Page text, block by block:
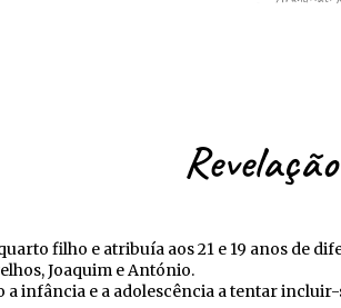
Revelação
filho e atribuía aos 21 e 19 anos de
Joaquim e António.
a infância e a adolescência a tentar incluir-